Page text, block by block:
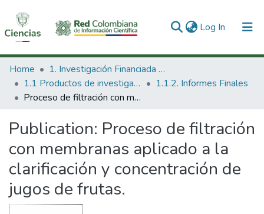
Log In (current)
Communities & Collections
All of DSpace
Home
1. Investigación Financiada con Recursos Públicos
1.1 Productos de investigación
1.1.2. Informes Finales
Proceso de filtración con membranas aplicado a la clarificación y concentración de jugos de frutas.
Publication: Proceso de filtración
con membranas aplicado a la
clarificación y concentración de
jugos de frutas.